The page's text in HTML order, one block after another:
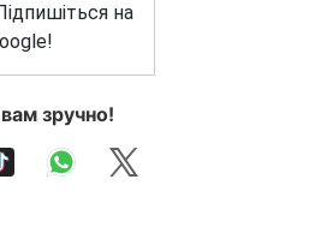
на
зручно!